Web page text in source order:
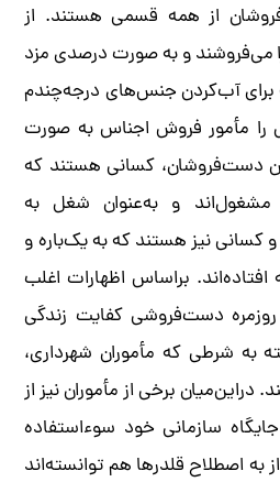
از همه قسمی هستند. از
می‌فروشند و به صورت درصدی مزد
برای آب‌کردن جنس‌های درجه‌چندم
مأمور فروش اجناس به صورت
دست‌فروشان، کسانی هستند که
و به‌عنوان شغل به
نیز هستند که به یک‌باره و
افتاده‌اند. براساس اظهارات اغلب
دست‌فروشی کفایت زندگی
به شرطی که مأموران شهرداری،
برخی از مأموران نیز از
سازمانی خود سوءاستفاده
به اصطلاح قلدرها هم توانسته‌اند